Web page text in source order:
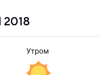
2018
Утром